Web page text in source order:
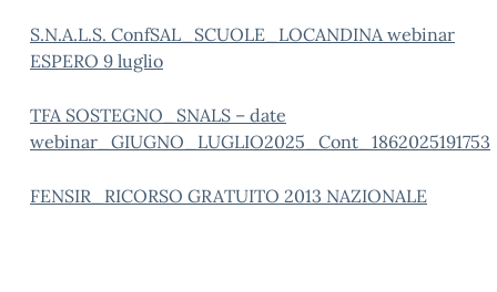
S.N.A.L.S. ConfSAL_SCUOLE_LOCANDINA webinar
ESPERO 9 luglio
TFA SOSTEGNO_SNALS – date
webinar_GIUGNO_LUGLIO2025_Cont_1862025191753
FENSIR_RICORSO GRATUITO 2013 NAZIONALE